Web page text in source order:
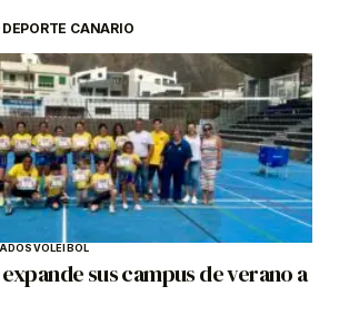
CANARIO
VOLEIBOL
expande sus campus de verano a